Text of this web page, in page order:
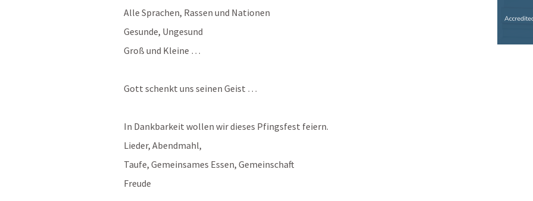
Alle Sprachen, Rassen und Nationen
Gesunde, Ungesund
Groß und Kleine …
Gott schenkt uns seinen Geist …
In Dankbarkeit wollen wir dieses Pfingsfest feiern.
Lieder, Abendmahl,
Taufe, Gemeinsames Essen, Gemeinschaft
Freude